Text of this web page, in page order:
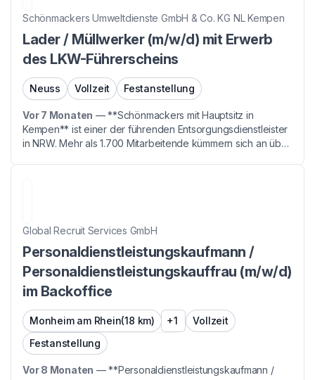
Schönmackers Umweltdienste GmbH & Co. KG NL Kempen
Lader / Müllwerker (m/w/d) mit Erwerb
des LKW-Führerscheins
Neuss Vollzeit Festanstellung
Vor 7 Monaten —**Schönmackers mit Hauptsitz in
Kempen** ist einer der führenden Entsorgungsdienstleister
in NRW. Mehr als 1.700 Mitarbeitende kümmern sich an über
Global Recruit Services GmbH
Personaldienstleistungskaufmann /
Personaldienstleistungskauffrau (m/w/d)
im Backoffice
Monheim am Rhein(18 km) +1
Vollzeit
Festanstellung
Vor 8 Monaten —**Personaldienstleistungskaufmann /